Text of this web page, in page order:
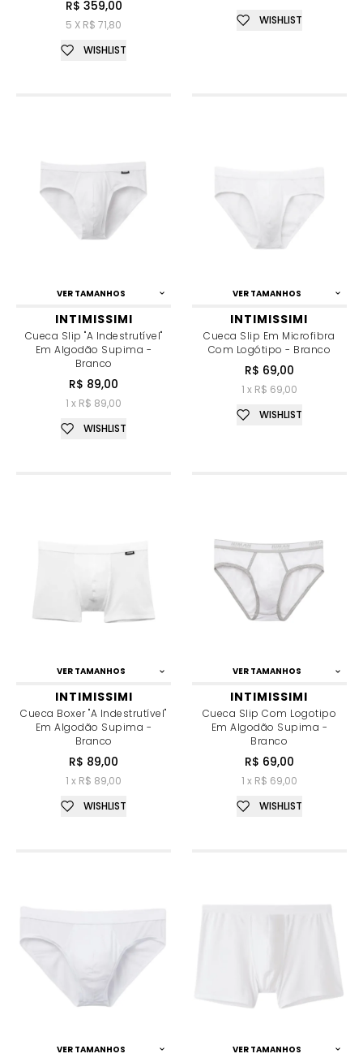
R$ 359,00
5 X R$ 71,80
WISHLIST
WISHLIST
VER TAMANHOS
INTIMISSIMI
Cueca Slip "a Indestrutível"
Em Algodão Supima -
Branco
R$ 89,00
1 x R$ 89,00
WISHLIST
VER TAMANHOS
INTIMISSIMI
Cueca Slip Em Microfibra
Com Logótipo - Branco
R$ 69,00
1 x R$ 69,00
WISHLIST
VER TAMANHOS
INTIMISSIMI
Cueca Boxer "a Indestrutível"
Em Algodão Supima -
Branco
R$ 89,00
1 x R$ 89,00
WISHLIST
VER TAMANHOS
INTIMISSIMI
Cueca Slip Com Logotipo
Em Algodão Supima -
Branco
R$ 69,00
1 x R$ 69,00
WISHLIST
VER TAMANHOS VER TAMANHOS